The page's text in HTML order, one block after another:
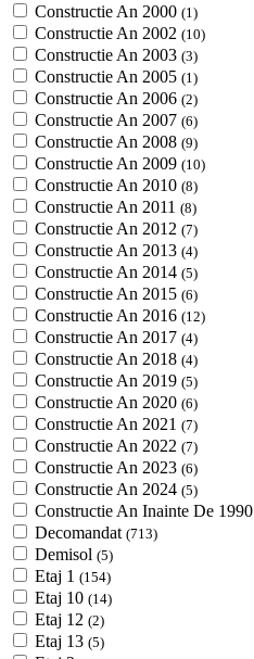
Constructie An 2000 (1)
Constructie An 2002 (10)
Constructie An 2003 (3)
Constructie An 2005 (1)
Constructie An 2006 (2)
Constructie An 2007 (6)
Constructie An 2008 (9)
Constructie An 2009 (10)
Constructie An 2010 (8)
Constructie An 2011 (8)
Constructie An 2012 (7)
Constructie An 2013 (4)
Constructie An 2014 (5)
Constructie An 2015 (6)
Constructie An 2016 (12)
Constructie An 2017 (4)
Constructie An 2018 (4)
Constructie An 2019 (5)
Constructie An 2020 (6)
Constructie An 2021 (7)
Constructie An 2022 (7)
Constructie An 2023 (6)
Constructie An 2024 (5)
Constructie An Inainte De 1990
Decomandat (713)
Demisol (5)
Etaj 1 (154)
Etaj 10 (14)
Etaj 12 (2)
Etaj 13 (5)